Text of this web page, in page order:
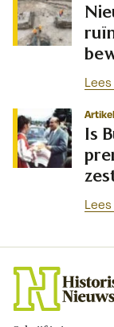
Artikel
Is